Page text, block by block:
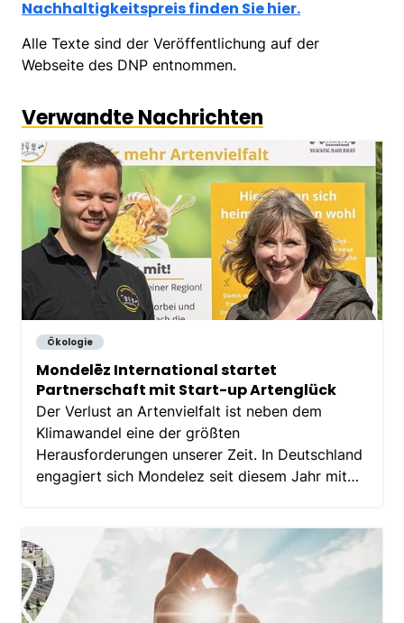
Nachhaltigkeitspreis finden Sie hier.
Alle Texte sind der Veröffentlichung auf der
Webseite des DNP entnommen.
Verwandte Nachrichten
Ökologie
Mondelēz International startet
Partnerschaft mit Start-up Artenglück
Der Verlust an Artenvielfalt ist neben dem
Klimawandel eine der größten
Herausforderungen unserer Zeit. In Deutschland
engagiert sich Mondelez seit diesem Jahr mit